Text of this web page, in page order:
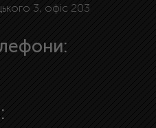
3, офіс 203